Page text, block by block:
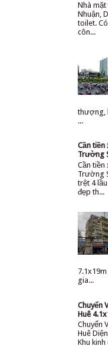
Nhà mặt
Nhuận,
toilet.
côn...
thượng,
...
Cần tiền
Trường
Cần tiền
Trường
trệt 4
đẹp th...
gia...
Chuyển
Huê
Chuyển
Huê
Khu